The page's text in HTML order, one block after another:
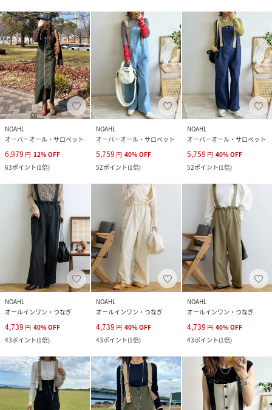
NOAHL
オーバーオール・サロペット
6,979 円 12%OFF
63ポイント(1倍)
NOAHL
オーバーオール・サロペット
5,759 円 40%OFF
52ポイント(1倍)
NOAHL
オーバーオール・サロペット
5,759 円 40%OFF
52ポイント(1倍)
NOAHL
オールインワン・つなぎ
4,739 円 40%OFF
43ポイント(1倍)
NOAHL
オールインワン・つなぎ
4,739 円 40%OFF
43ポイント(1倍)
NOAHL
オールインワン・つなぎ
4,739 円 40%OFF
43ポイント(1倍)